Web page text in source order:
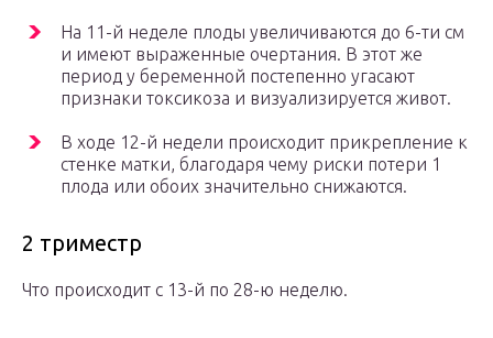
На 11-й неделе плоды увеличиваются до 6-ти см
и имеют выраженные очертания. В этот же
период у беременной постепенно угасают
признаки токсикоза и визуализируется живот.
В ходе 12-й недели происходит прикрепление к
стенке матки, благодаря чему риски потери 1
плода или обоих значительно снижаются.
2 триместр
Что происходит с 13-й по 28-ю неделю.